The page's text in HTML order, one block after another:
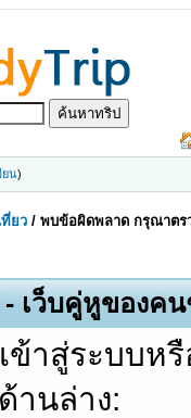
ยน)
ยว /พบข้อผิดพลาด กรุณาตร
เว็บคู่หูของค
ข้าสู่ระบบ
านล่าง: